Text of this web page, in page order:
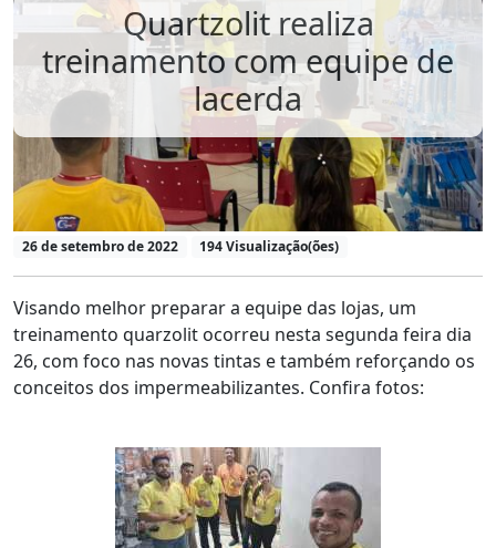
Quartzolit realiza
treinamento com equipe de
lacerda
26 de setembro de 2022 194 Visualização(ões)
Visando melhor preparar a equipe das lojas, um
treinamento quarzolit ocorreu nesta segunda feira dia
26, com foco nas novas tintas e também reforçando os
conceitos dos impermeabilizantes. Confira fotos: